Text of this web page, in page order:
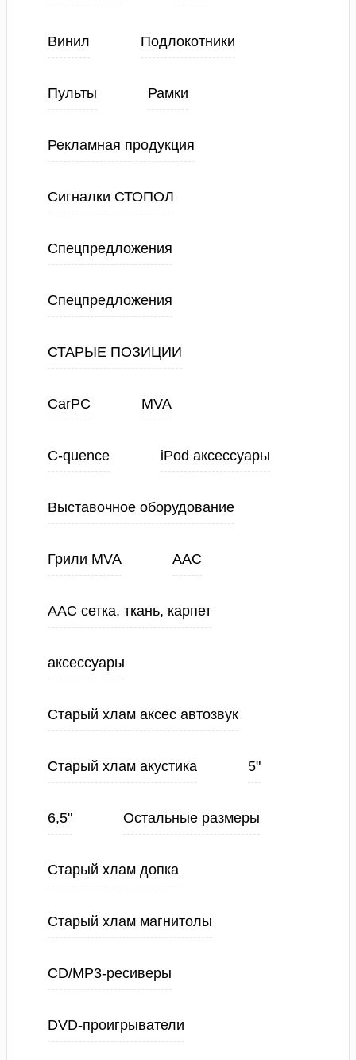
Винил Подлокотники
Пульты Рамки
Рекламная продукция
Сигналки СТОПОЛ
Спецпредложения
Спецпредложения
СТАРЫЕ ПОЗИЦИИ
CarPC MVA
C-quence iPod аксессуары
Выставочное оборудование
Грили MVA ААС
ААС сетка, ткань, карпет
аксессуары
Старый хлам аксес автозвук
Старый хлам акустика 5"
6,5" Остальные размеры
Старый хлам допка
Старый хлам магнитолы
CD/MP3-ресиверы
DVD-проигрыватели